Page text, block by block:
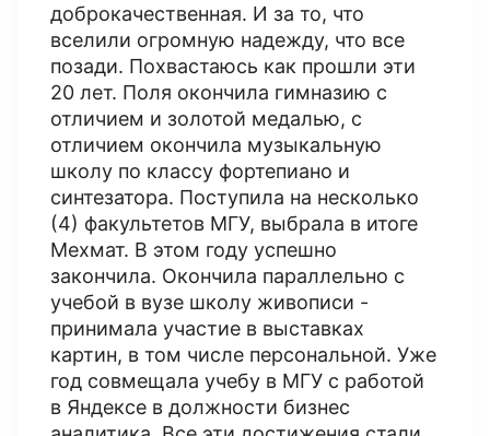
доброкачественная. И за то, что
вселили огромную надежду, что все
позади. Похвастаюсь как прошли эти
20 лет. Поля окончила гимназию с
отличием и золотой медалью, с
отличием окончила музыкальную
школу по классу фортепиано и
синтезатора. Поступила на несколько
(4) факультетов МГУ, выбрала в итоге
Мехмат. В этом году успешно
закончила. Окончила параллельно с
учебой в вузе школу живописи -
принимала участие в выставках
картин, в том числе персональной. Уже
год совмещала учебу в МГУ с работой
в Яндексе в должности бизнес